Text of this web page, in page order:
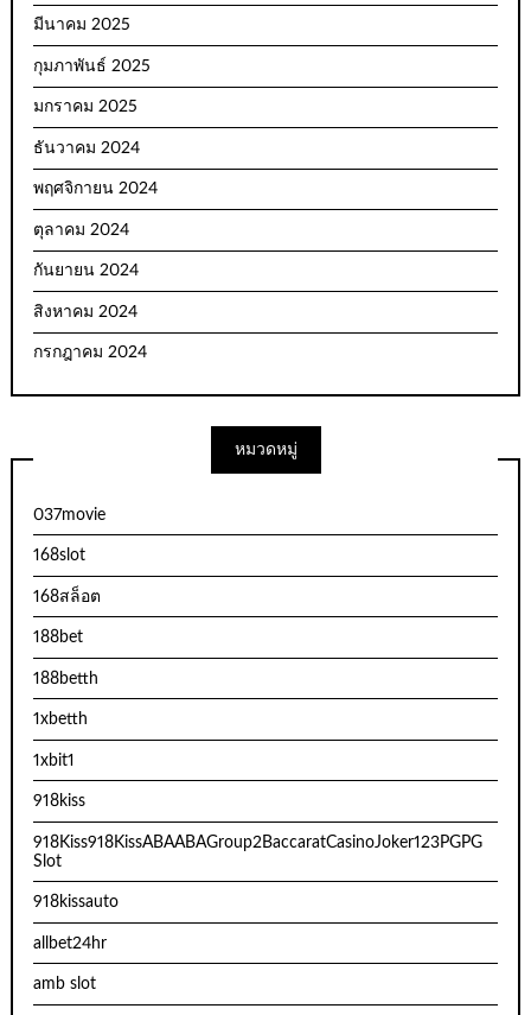
มีนาคม 2025
กุมภาพันธ์ 2025
มกราคม 2025
ธันวาคม 2024
พฤศจิกายน 2024
ตุลาคม 2024
กันยายน 2024
สิงหาคม 2024
กรกฎาคม 2024
หมวดหมู่
037movie
168slot
168สล็อต
188bet
188betth
1xbetth
1xbit1
918kiss
918Kiss918KissABAABAGroup2BaccaratCasinoJoker123PGPG
Slot
918kissauto
allbet24hr
amb slot